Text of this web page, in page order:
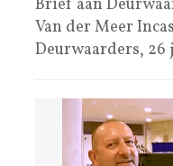
Brief aan
Van der Meer
Deurwaarders,